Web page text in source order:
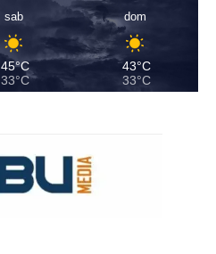
sab
45°C
33°C
dom
43°C
33°C